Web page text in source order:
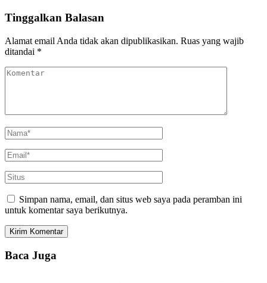
Tinggalkan Balasan
Alamat email Anda tidak akan dipublikasikan. Ruas yang wajib
ditandai *
Simpan nama, email, dan situs web saya pada peramban ini
untuk komentar saya berikutnya.
Baca Juga